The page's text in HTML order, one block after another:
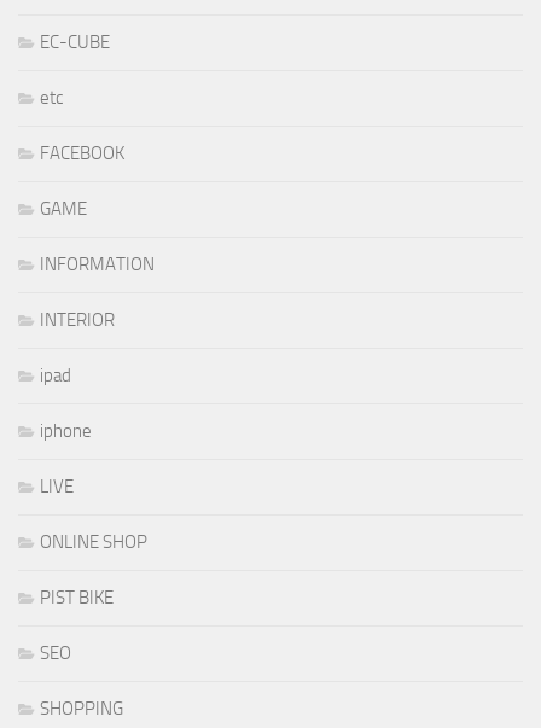
EC-CUBE
etc
FACEBOOK
GAME
INFORMATION
INTERIOR
ipad
iphone
LIVE
ONLINE SHOP
PIST BIKE
SEO
SHOPPING